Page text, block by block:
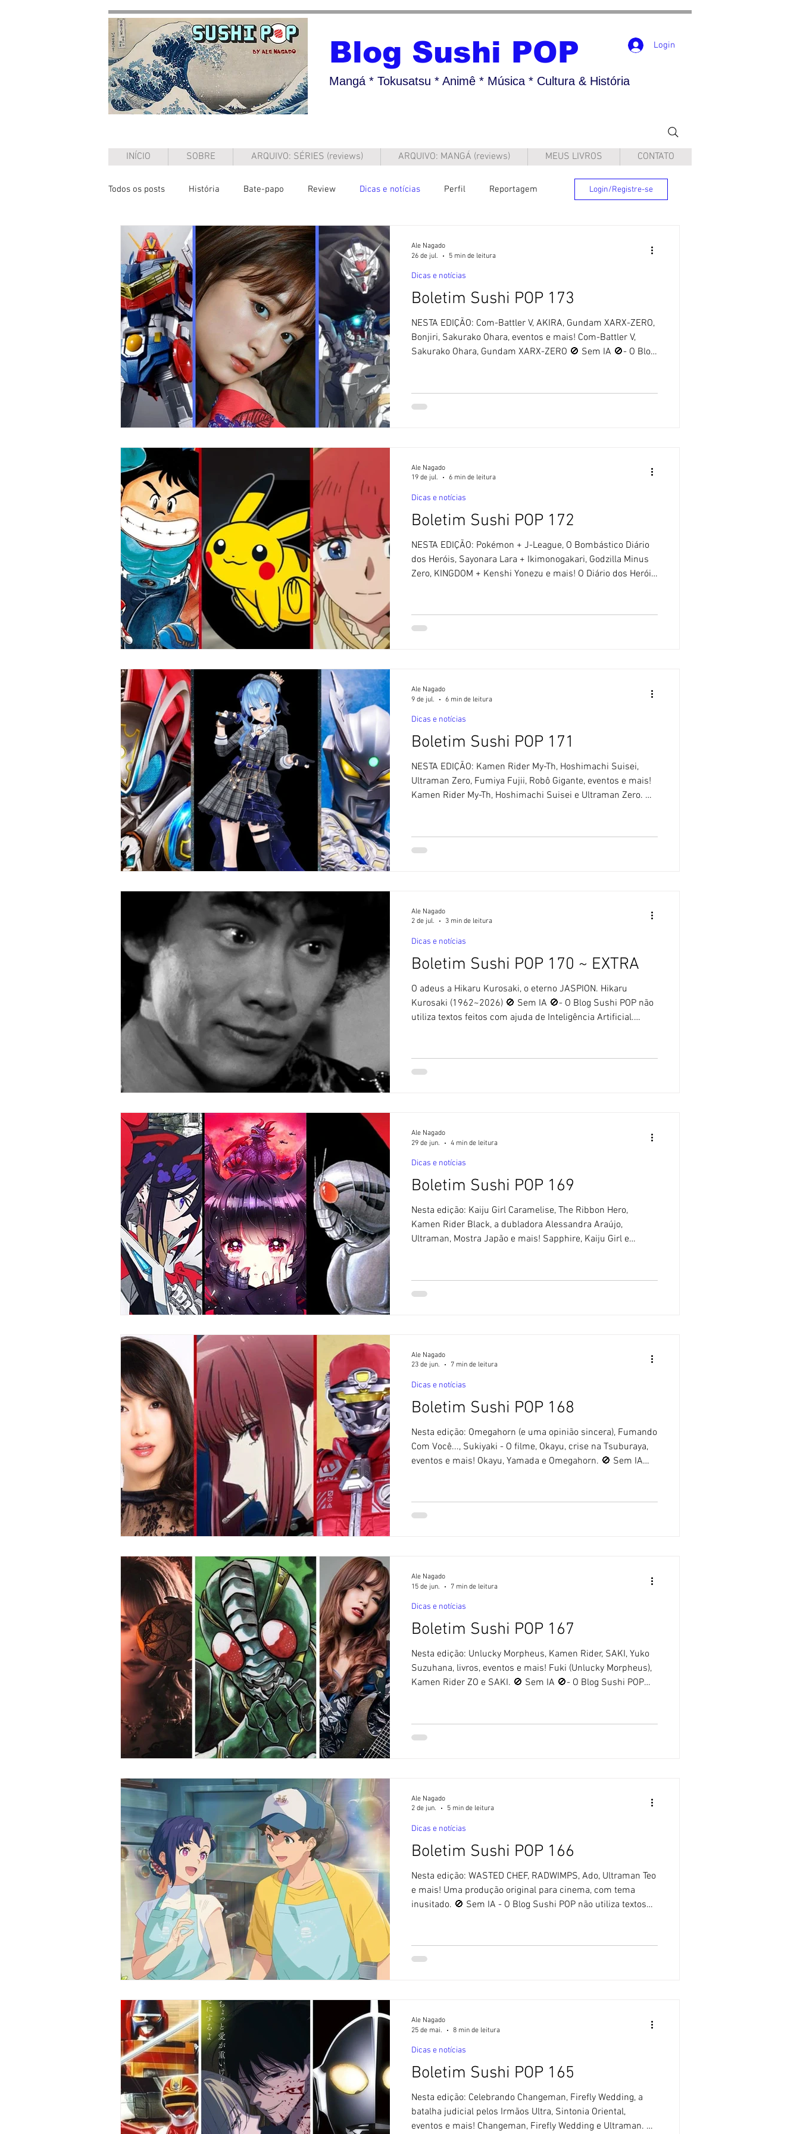
Blog Sushi POP
Mangá * Tokusatsu * Animê * Música * Cultura & História
Login
INÍCIO SOBRE ARQUIVO: SÉRIES (reviews) ARQUIVO: MANGÁ (reviews) MEUS LIVROS CONTATO
Todos os posts História Bate-papo Review Dicas e notícias Perfil Reportagem
Entrevista Ensaio
Login/Registre-se
Boletim Sushi POP 173
NESTA EDIÇÃO: Com-Battler V, AKIRA, Gundam XARX-ZERO,
Bonjiri, Sakurako Ohara, eventos e mais! Com-Battler V,
Sakurako Ohara, Gundam XARX-ZERO 🚫 Sem IA 🚫- O Blog
quando indicado. [ 1 ] Com-Battler V ganha curta-metragem
e nova figura: No gênero dos Super Robots, um dos grandes
Dicas e notícias
Ale Nagado
26 de jul.
5 min de leitura
Boletim Sushi POP 172
NESTA EDIÇÃO: Pokémon + J-League, O Bombástico Diário
dos Heróis, Sayonara Lara + Ikimonogakari, Godzilla Minus
Zero, KINGDOM + Kenshi Yonezu e mais! O Diário dos Heróis,
1 ] Parceria entre Pokémon e a J-League, a liga profissional
de futebol japonês: Cinderace A J-League, a liga oficial de
Dicas e notícias
Ale Nagado
19 de jul.
6 min de leitura
Boletim Sushi POP 171
NESTA EDIÇÃO: Kamen Rider My-Th, Hoshimachi Suisei,
Ultraman Zero, Fumiya Fujii, Robô Gigante, eventos e mais!
Kamen Rider My-Th, Hoshimachi Suisei e Ultraman Zero. 🚫
nova série em produção! Kamen Rider My-Th [ 1 ] Vem aí:
Kamen Rider My-Th: A Toei Company divulgou novo trailer
Dicas e notícias
Ale Nagado
9 de jul.
6 min de leitura
Boletim Sushi POP 170 ~ EXTRA
O adeus a Hikaru Kurosaki, o eterno JASPION. Hikaru
Kurosaki (1962~2026) 🚫 Sem IA 🚫- O Blog Sushi POP não
utiliza textos feitos com ajuda de Inteligência Artificial.
causa não foi informada. Tendo abandonado a carreira
artística na década de 1990, é bastante amado no Brasil,
Dicas e notícias
Ale Nagado
2 de jul.
3 min de leitura
Boletim Sushi POP 169
Nesta edição: Kaiju Girl Caramelise, The Ribbon Hero,
Kamen Rider Black, a dubladora Alessandra Araújo,
Ultraman, Mostra Japão e mais! Sapphire, Kaiju Girl e
Nova série: Kaiju Girl Caramelise Kaiju Girl Caramelise Uma
das próximas estreias na TV japonesa é um animê de
Dicas e notícias
Ale Nagado
29 de jun.
4 min de leitura
Boletim Sushi POP 168
Nesta edição: Omegahorn (e uma opinião sincera), Fumando
Com Você..., Sukiyaki - O filme, Okayu, crise na Tsuburaya,
eventos e mais! Okayu, Yamada e Omegahorn. 🚫 Sem IA
exceto quando indicado. [ 1 ] Omegahorn, a próxima série
do Project R.E.D. a caminho! Poster promocional de
Dicas e notícias
Ale Nagado
23 de jun.
7 min de leitura
Boletim Sushi POP 167
Nesta edição: Unlucky Morpheus, Kamen Rider, SAKI, Yuko
Suzuhana, livros, eventos e mais! Fuki (Unlucky Morpheus),
Kamen Rider ZO e SAKI. 🚫 Sem IA 🚫- O Blog Sushi POP
junho, a banda Unlucky Morpheus lançou seu novo vídeo,
para promover a canção "ONIKOBE", incluída no álbum Gate
Dicas e notícias
Ale Nagado
15 de jun.
7 min de leitura
Boletim Sushi POP 166
Nesta edição: WASTED CHEF, RADWIMPS, Ado, Ultraman Teo
e mais! Uma produção original para cinema, com tema
inusitado. 🚫 Sem IA - O Blog Sushi POP não utiliza textos
promissor animê de longa-metragem está em produção no
Japão, intitulado WASTED CHEF. A história aborda o
Dicas e notícias
Ale Nagado
2 de jun.
5 min de leitura
Boletim Sushi POP 165
Nesta edição: Celebrando Changeman, Firefly Wedding, a
batalha judicial pelos Irmãos Ultra, Sintonia Oriental,
eventos e mais! Changeman, Firefly Wedding e Ultraman. 🚫
Dicas e notícias
Ale Nagado
25 de mai.
8 min de leitura